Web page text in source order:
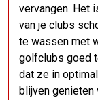
vervangen. Het
van je clubs
te wassen met
golfclubs goed
dat ze in
blijven